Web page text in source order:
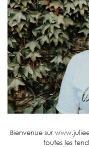
Bienvenue sur
toutes les